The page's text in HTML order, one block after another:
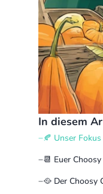
In diesem
🍂 Unser
📆 Euer
🥘 Der Choosy